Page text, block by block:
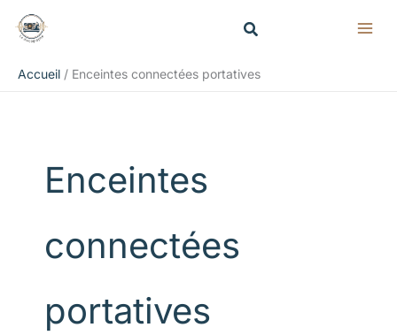
Accueil
Enceintes connectées portatives
Enceintes
connectées
portatives
Rechercher